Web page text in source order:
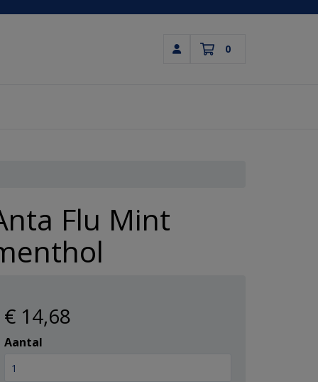
InloggenWinkelwagen
0
Flu Mint
€ 14,68
Aantal